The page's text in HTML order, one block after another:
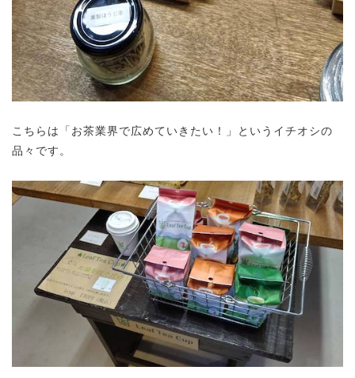
こちらは「お茶業界で広めていきたい！」というイチオシの
品々です。